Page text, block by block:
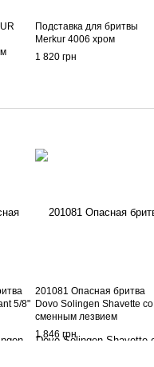
Подставка для бритвы
Merkur 4006 хром
1 820 грн
5/8"
201081 Опасная бритва
Dovo Solingen Shavette со
сменным лезвием
1 846 грн